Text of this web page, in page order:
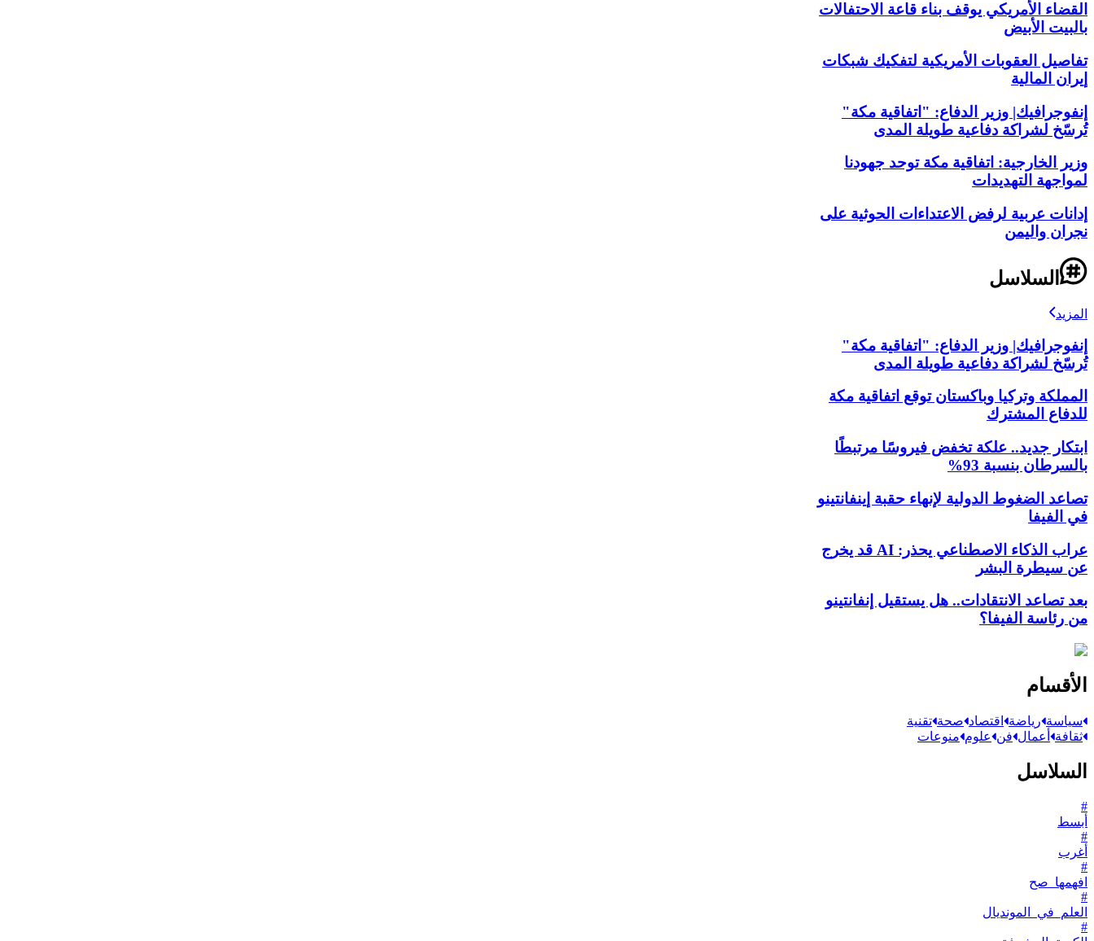
القضاء الأمريكي يوقف بناء قاعة الاحتفالات
بالبيت الأبيض
تفاصيل العقوبات الأمريكية لتفكيك شبكات
إيران المالية
إنفوجرافيك| وزير الدفاع: "اتفاقية مكة"
تُرسّخ لشراكة دفاعية طويلة المدى
وزير الخارجية: اتفاقية مكة توحد جهودنا
لمواجهة التهديدات
إدانات عربية لرفض الاعتداءات الحوثية على
نجران واليمن
السلاسل
المزيد
إنفوجرافيك| وزير الدفاع: "اتفاقية مكة"
تُرسّخ لشراكة دفاعية طويلة المدى
المملكة وتركيا وباكستان توقع اتفاقية مكة
للدفاع المشترك
ابتكار جديد.. علكة تخفض فيروسًا مرتبطًا
بالسرطان بنسبة 93%
تصاعد الضغوط الدولية لإنهاء حقبة إينفانتينو
في الفيفا
عراب الذكاء الاصطناعي يحذر: AI قد يخرج
عن سيطرة البشر
بعد تصاعد الانتقادات.. هل يستقيل إنفانتينو
من رئاسة الفيفا؟
الأقسام
سياسة رياضة اقتصاد صحة تقنية
ثقافة
أعمال فن علوم منوعات
السلاسل
#
أبسط
#
أغرب
#
افهمها_صح
#
العلم_في_المونديال
#